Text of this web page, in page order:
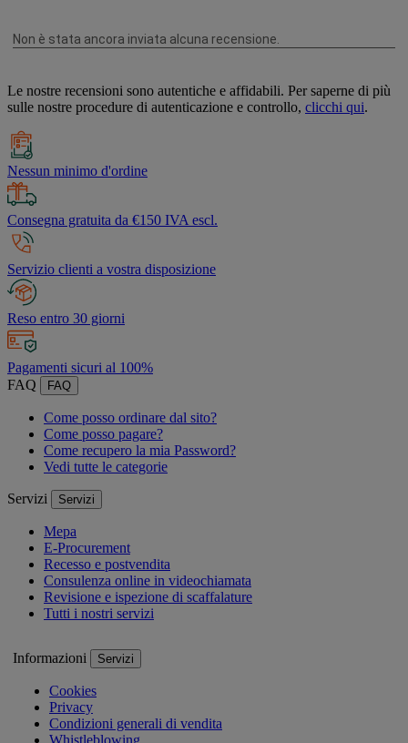
Le nostre recensioni sono autentiche e affidabili. Per saperne di più
sulle nostre procedure di autenticazione e controllo, clicchi qui.
Nessun minimo d'ordine
Consegna gratuita da €150 IVA escl.
Servizio clienti a vostra disposizione
Reso entro 30 giorni
Pagamenti sicuri al 100%
FAQ
FAQ
Come posso ordinare dal sito?
Come posso pagare?
Come recupero la mia Password?
Vedi tutte le categorie
Servizi Servizi
Mepa
E-Procurement
Recesso e postvendita
Consulenza online in videochiamata
Revisione e ispezione di scaffalature
Tutti i nostri servizi
Informazioni Servizi
Cookies
Privacy
Condizioni generali di vendita
Whistleblowing